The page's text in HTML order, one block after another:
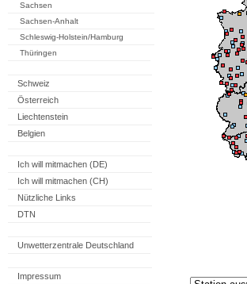
Sachsen
Sachsen-Anhalt
Schleswig-Holstein/Hamburg
Thüringen
Schweiz
Österreich
Liechtenstein
Belgien
Ich will mitmachen (DE)
Ich will mitmachen (CH)
Nützliche Links
DTN
Unwetterzentrale Deutschland
Impressum